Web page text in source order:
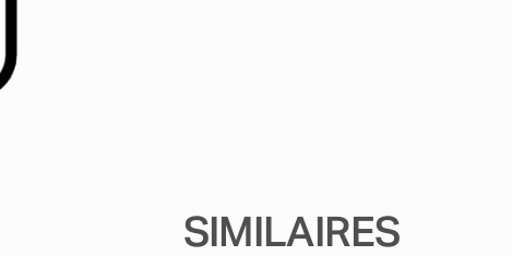
SIMILAIRES